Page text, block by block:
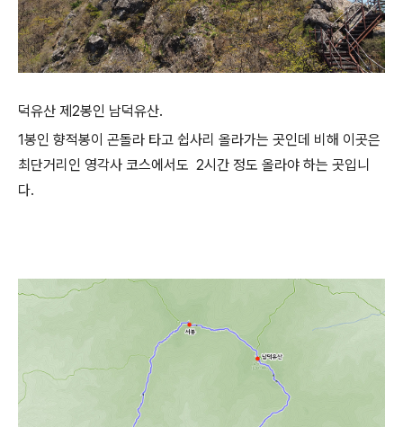
덕유산 제2봉인 남덕유산.
1봉인 향적봉이 곤돌라 타고 쉽사리 올라가는 곳인데 비해 이곳은
최단거리인 영각사 코스에서도 2시간 정도 올라야 하는 곳입니
다.